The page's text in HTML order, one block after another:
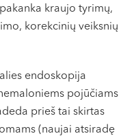
kraujo tyrimų,
korekcinių veiksnių
endoskopija
pojūčiams
prieš tai skirtas
(naujai atsiradę